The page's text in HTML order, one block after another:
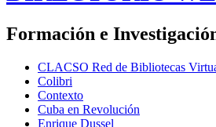
Formación e
CLACSO Red de Bibliotecas
Colibri
Contexto
Cuba en Revolución
Enrique Dussel